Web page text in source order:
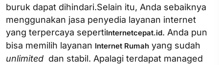
buruk dapat dihindari.Selain itu, Anda sebaiknya
menggunakan jasa penyedia layanan internet
yang terpercaya sepertiInternetcepat.id. Anda pun
bisa memilih layanan Internet Rumah yang sudah
unlimited dan stabil. Apalagi terdapat managed